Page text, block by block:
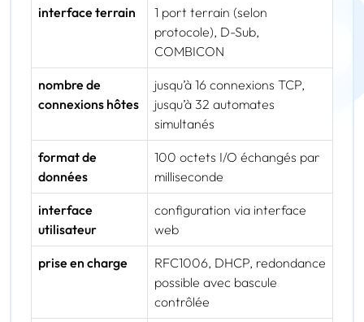
interface terrain
1 port terrain (selon
protocole), D-Sub,
COMBICON
nombre de
connexions hôtes
jusqu’à 16 connexions TCP,
jusqu’à 32 automates
simultanés
format de
données
100 octets I/O échangés par
milliseconde
interface
utilisateur
configuration via interface
web
prise en charge
RFC1006, DHCP, redondance
possible avec bascule
contrôlée